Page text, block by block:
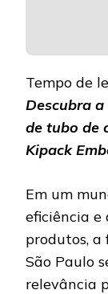
Tempo de
Descubra
de tubo de
Kipack
Em um
eficiência e
produtos, a
São Paulo
relevância